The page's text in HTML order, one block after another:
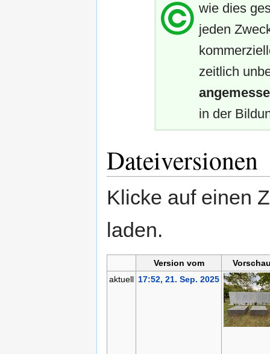
wie dies
jeden
zeitlich
in der
Dateiversionen
Klicke auf einen
laden.
Version vom
aktuell 17:52, 21. Sep. 2025